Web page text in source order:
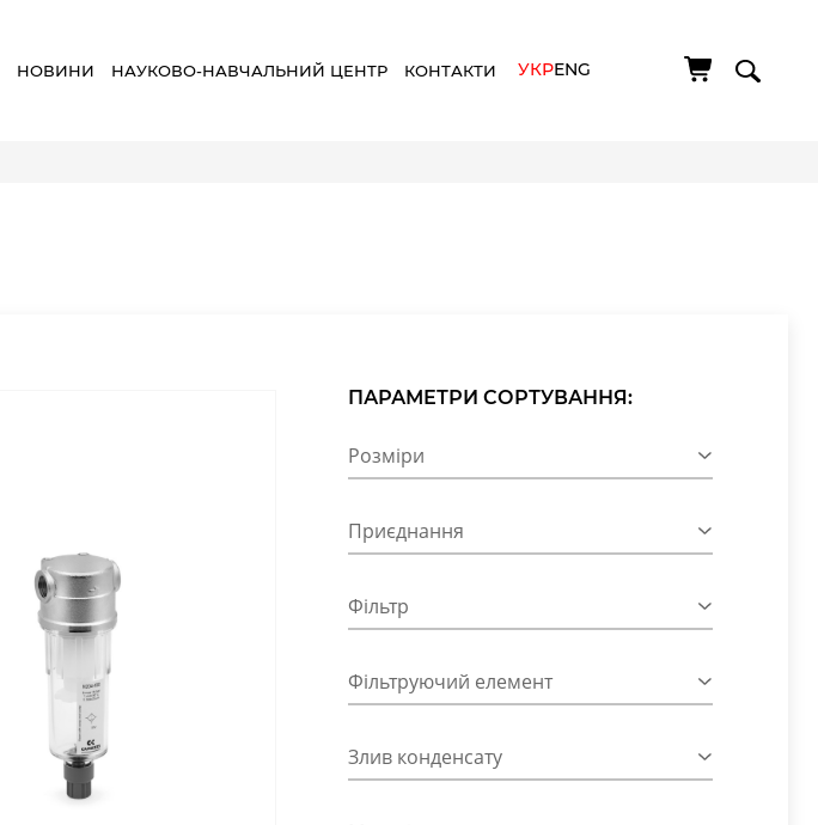
НОВИНИ НАУКОВО-НАВЧАЛЬНИЙ ЦЕНТР КОНТАКТИ УКРENG
ПАРАМЕТРИ СОРТУВАННЯ:
Розміри
Приєднання
Фільтр
Фільтруючий елемент
Злив конденсату